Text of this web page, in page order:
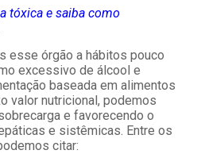
tóxica e saiba como
esse órgão a hábitos pouco
excessivo de álcool e
baseada em alimentos
valor nutricional, podemos
e favorecendo o
e sistêmicas. Entre os
citar: